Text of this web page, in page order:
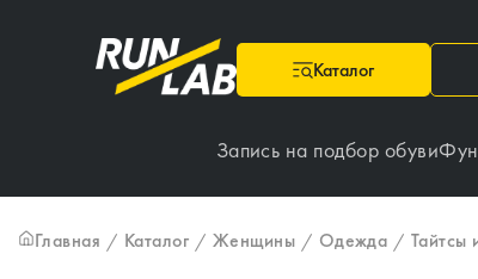
Каталог
Запись на подбор обуви
Главная / Каталог / Женщины / Одежда / Тайтсы